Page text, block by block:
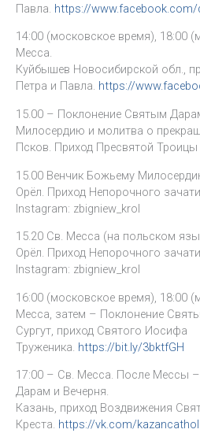
Павла. https://www.facebook.com/
14:00 (московское время), 18:00
Месса.
Куйбышев Новосибирской обл.,
Петра и Павла. https://
15.00 – Поклонение Святым
Милосердию и молитва о
Псков. Приход Пресвятой Троицы
15.00 Венчик Божьему
Орёл. Приход Непорочного
Instagram: zbigniew_krol
15.20 Св. Месса (на польском
Орёл. Приход Непорочного
Instagram: zbigniew_krol
16:00 (московское время), 18:00
Месса, затем – Поклонение
Сургут, приход Святого Иосифа
Труженика. https://bit.ly/3bktfGH
17:00 – Св. Месса. После Мессы
Дарам и Вечерня.
Казань, приход Воздвижения
Креста. https://vk.com/